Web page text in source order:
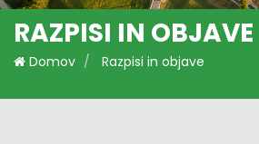
RAZPISI IN OBJAVE
Domov Razpisi in objave